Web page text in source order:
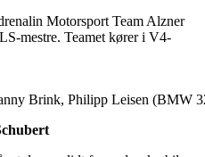
Motorsport Team Alzner
mestre. Teamet kører i V4-
Brink, Philipp Leisen (BMW